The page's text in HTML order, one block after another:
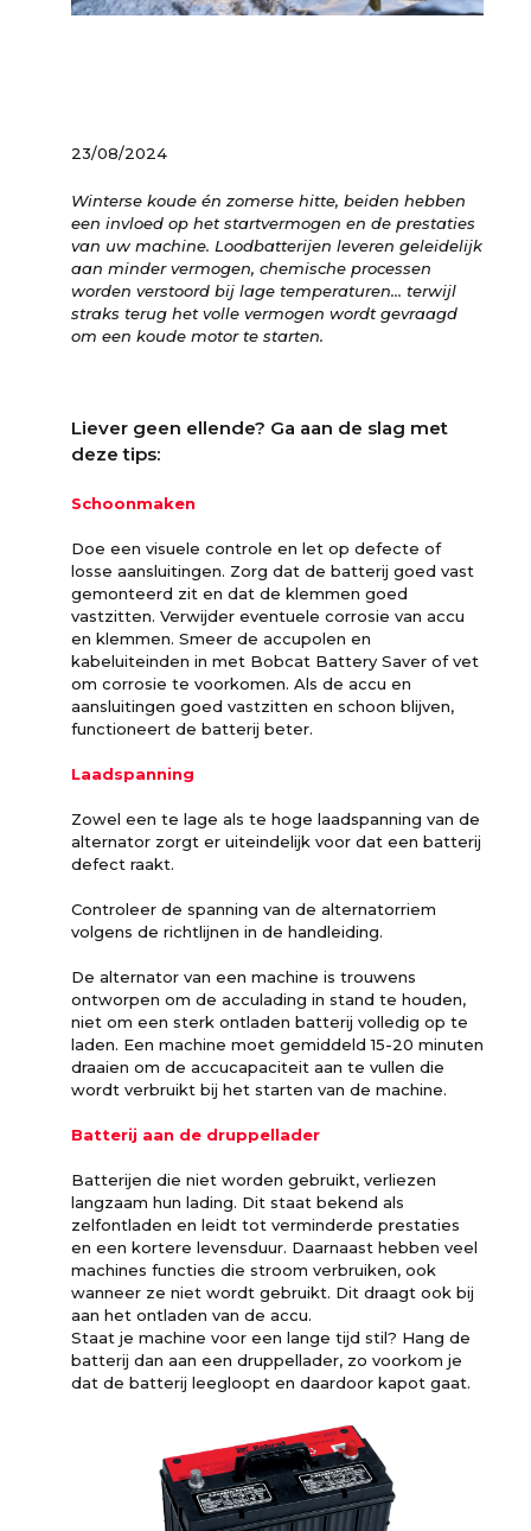
23/08/2024
Winterse koude én zomerse hitte, beiden hebben
een invloed op het startvermogen en de prestaties
van uw machine. Loodbatterijen leveren geleidelijk
aan minder vermogen, chemische processen
worden verstoord bij lage temperaturen... terwijl
straks terug het volle vermogen wordt gevraagd
om een koude motor te starten.
Liever geen ellende? Ga aan de slag met
deze tips:
Schoonmaken
Doe een visuele controle en let op defecte of
losse aansluitingen. Zorg dat de batterij goed vast
gemonteerd zit en dat de klemmen goed
vastzitten. Verwijder eventuele corrosie van accu
en klemmen. Smeer de accupolen en
kabeluiteinden in met Bobcat Battery Saver of vet
om corrosie te voorkomen. Als de accu en
aansluitingen goed vastzitten en schoon blijven,
functioneert de batterij beter.
Laadspanning
Zowel een te lage als te hoge laadspanning van de
alternator zorgt er uiteindelijk voor dat een batterij
defect raakt.
Controleer de spanning van de alternatorriem
volgens de richtlijnen in de handleiding.
De alternator van een machine is trouwens
ontworpen om de acculading in stand te houden,
niet om een sterk ontladen batterij volledig op te
laden. Een machine moet gemiddeld 15-20 minuten
draaien om de accucapaciteit aan te vullen die
wordt verbruikt bij het starten van de machine.
Batterij aan de druppellader
Batterijen die niet worden gebruikt, verliezen
langzaam hun lading. Dit staat bekend als
zelfontladen en leidt tot verminderde prestaties
en een kortere levensduur. Daarnaast hebben veel
machines functies die stroom verbruiken, ook
wanneer ze niet wordt gebruikt. Dit draagt ook bij
aan het ontladen van de accu.
Staat je machine voor een lange tijd stil? Hang de
batterij dan aan een druppellader, zo voorkom je
dat de batterij leegloopt en daardoor kapot gaat.